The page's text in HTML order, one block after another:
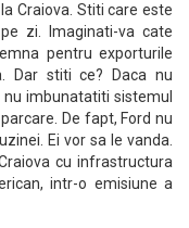
Craiova. Stiti care este
zi. Imaginati-va cate
pentru exporturile
Dar stiti ce? Daca nu
imbunatatiti sistemul
De fapt, Ford nu
Ei vor sa le vanda.
cu infrastructura
intr-o emisiune a